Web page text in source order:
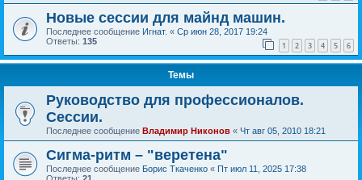
Новые сессии для майнд машин.
Последнее сообщение Игнат. « Ср июн 28, 2017 19:24
Ответы: 135 1 2 3 4 5 6
Темы
Руководство для профессионалов.
Сессии.
Последнее сообщение Владимир Никонов « Чт авг 05, 2010 18:21
Сигма-ритм – "веретена"
Последнее сообщение Борис Ткаченко « Пт июл 11, 2025 17:38